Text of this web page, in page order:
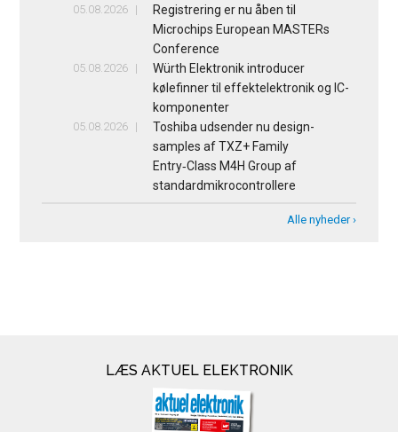
05.08.2026
Registrering er nu åben til
Microchips European MASTERs
Conference
05.08.2026
Würth Elektronik introducer
kølefinner til effektelektronik og IC-
komponenter
05.08.2026
Toshiba udsender nu design-
samples af TXZ+ Family
Entry‑Class M4H Group af
standardmikrocontrollere
Alle nyheder ›
LÆS AKTUEL ELEKTRONIK